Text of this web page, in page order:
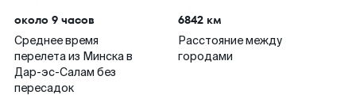
около 9 часов
Среднее время
перелета из Минска в
Дар-эс-Салам без
пересадок
6842 км
Расстояние между
городами